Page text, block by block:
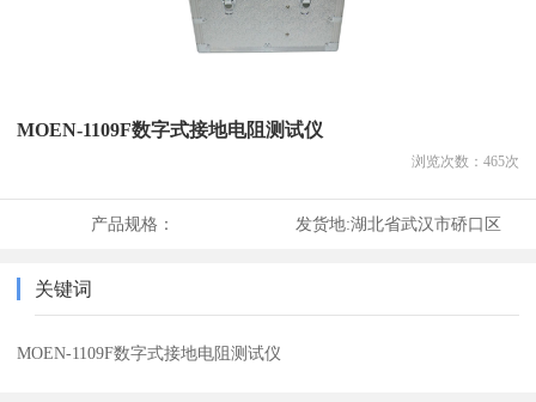
MOEN-1109F数字式接地电阻测试仪
浏览次数： 465次
产品规格： 发货地:湖北省武汉市硚口区
关键词
MOEN-1109F数字式接地电阻测试仪